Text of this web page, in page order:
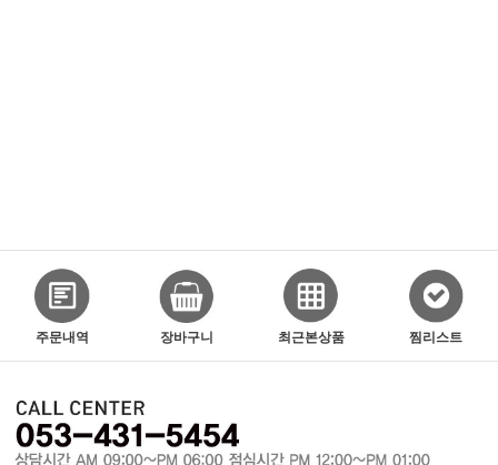
주문내역 장바구니 최근본상품 찜리스트